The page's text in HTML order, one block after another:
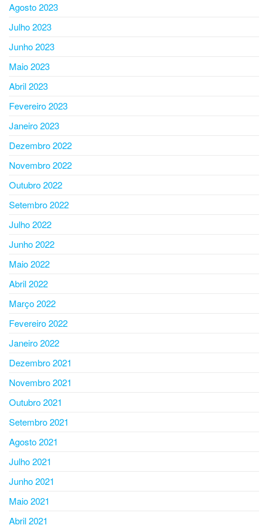
Agosto 2023
Julho 2023
Junho 2023
Maio 2023
Abril 2023
Fevereiro 2023
Janeiro 2023
Dezembro 2022
Novembro 2022
Outubro 2022
Setembro 2022
Julho 2022
Junho 2022
Maio 2022
Abril 2022
Março 2022
Fevereiro 2022
Janeiro 2022
Dezembro 2021
Novembro 2021
Outubro 2021
Setembro 2021
Agosto 2021
Julho 2021
Junho 2021
Maio 2021
Abril 2021